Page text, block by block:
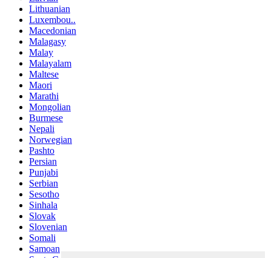
Lithuanian
Luxembou..
Macedonian
Malagasy
Malay
Malayalam
Maltese
Maori
Marathi
Mongolian
Burmese
Nepali
Norwegian
Pashto
Persian
Punjabi
Serbian
Sesotho
Sinhala
Slovak
Slovenian
Somali
Samoan